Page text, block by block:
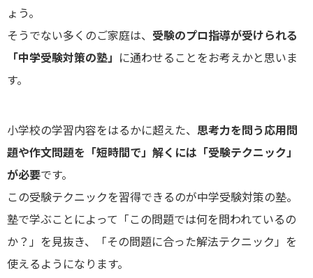
ょう。
そうでない多くのご家庭は、 受験のプロ指導が受けられる
「中学受験対策の塾」 に通わせることをお考えかと思いま
す。
小学校の学習内容をはるかに超えた、 思考力を問う応用問
題や作文問題を「短時間で」解くには「受験テクニック」
が必要です。
この受験テクニックを習得できるのが中学受験対策の塾。
塾で学ぶことによって「この問題では何を問われているの
か？」を見抜き、「その問題に合った解法テクニック」を
使えるようになります。